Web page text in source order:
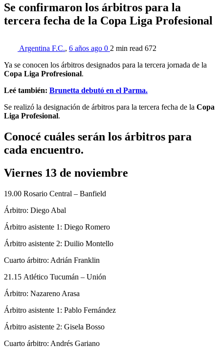
Se confirmaron los árbitros para la
tercera fecha de la Copa Liga Profesional
Argentina F.C., 6 años ago 0 2 min read 672
Ya se conocen los árbitros designados para la tercera jornada de la
Copa Liga Profresional.
Leé también: Brunetta debutó en el Parma.
Se realizó la designación de árbitros para la tercera fecha de la Copa
Liga Profesional.
Conocé cuáles serán los árbitros para
cada encuentro.
Viernes 13 de noviembre
19.00 Rosario Central – Banfield
Árbitro: Diego Abal
Árbitro asistente 1: Diego Romero
Árbitro asistente 2: Duilio Montello
Cuarto árbitro: Adrián Franklin
21.15 Atlético Tucumán – Unión
Árbitro: Nazareno Arasa
Árbitro asistente 1: Pablo Fernández
Árbitro asistente 2: Gisela Bosso
Cuarto árbitro: Andrés Gariano